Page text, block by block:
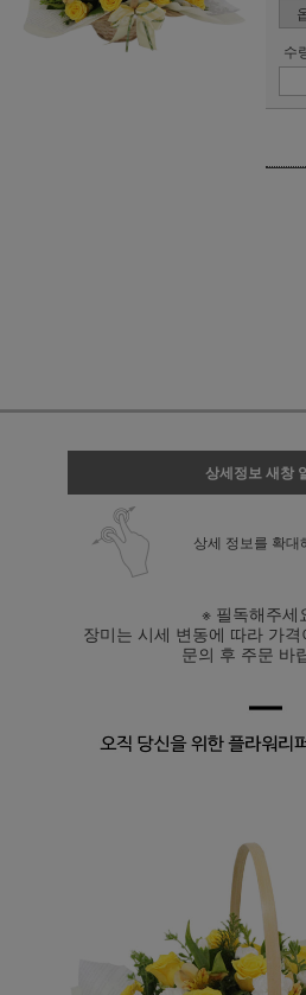
수
상세정보 새창
상세 정보를 확대
※ 필독해주세
장미는 시세 변동에 따라 가
문의 후 주문 바